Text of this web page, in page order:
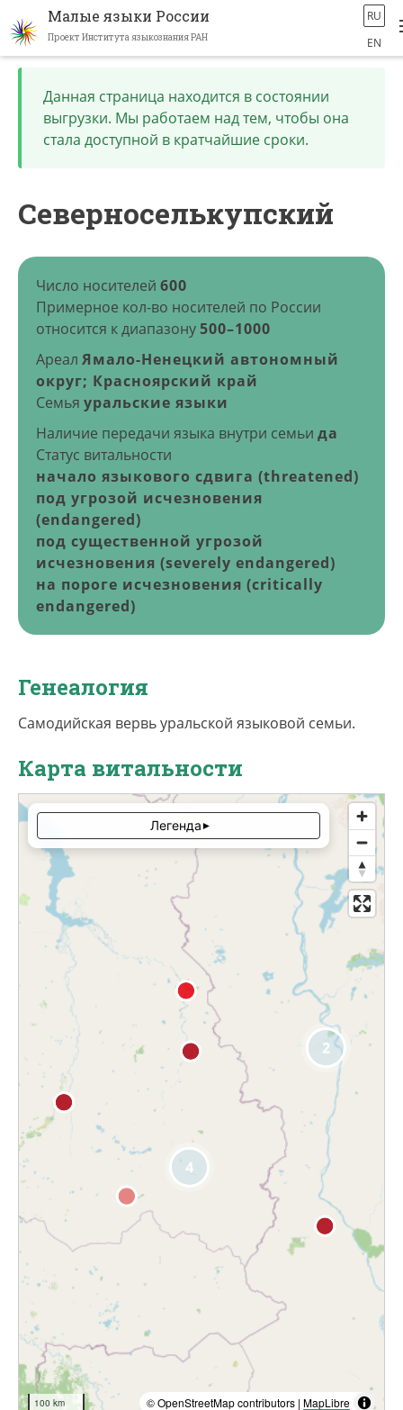
Перейти
основному
содержанию
Малые языки России
Проект Института языкознания РАН
RU
EN
Данная страница находится в состоянии
выгрузки. Мы работаем над тем, чтобы она
стала доступной в кратчайшие сроки.
Северноселькупский
Число носителей 600
Примерное кол-во носителей по России
относится к диапазону500–1000
Ареал Ямало-Ненецкий автономный
округ; Красноярский край
Семья уральские языки
Наличие передачи языка внутри семьи да
Статус витальности
начало языкового сдвига (threatened)
под угрозой исчезновения
(endangered)
под существенной угрозой
исчезновения (severely endangered)
на пороге исчезновения (critically
endangered)
Генеалогия
Самодийская вервь уральской языковой семьи.
Карта витальности
Легенда▾
100 km © OpenStreetMap contributors | MapLibre